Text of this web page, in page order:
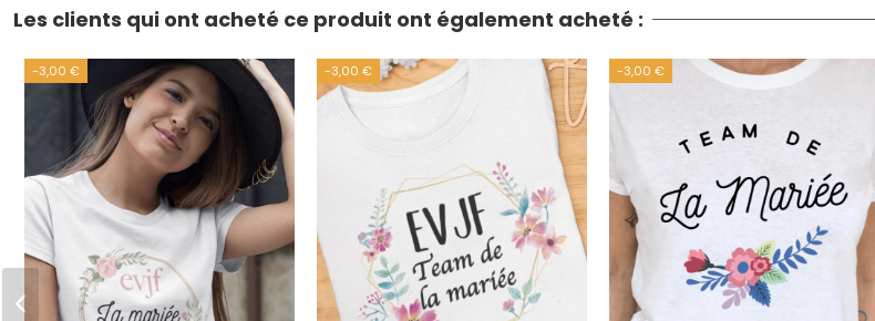
Les clients qui ont acheté ce produit ont également acheté :
-3,00 € -3,00 € -3,00 €